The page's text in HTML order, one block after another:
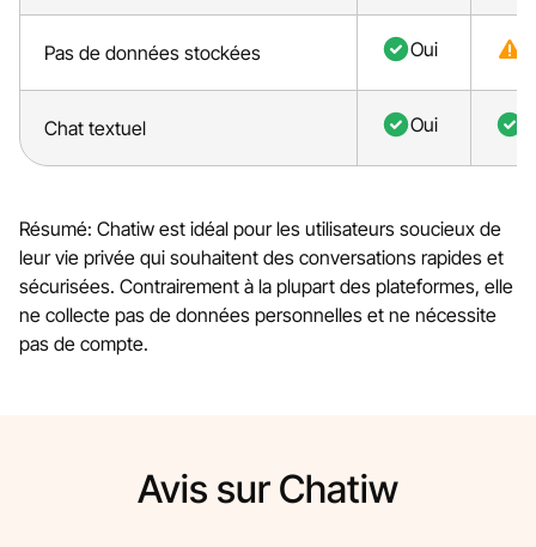
Pas de données stockées Oui
Chat textuel Oui
Résumé: Chatiw est idéal pour les utilisateurs soucieux de
leur vie privée qui souhaitent des conversations rapides et
sécurisées. Contrairement à la plupart des plateformes, elle
ne collecte pas de données personnelles et ne nécessite
pas de compte.
Avis sur Chatiw